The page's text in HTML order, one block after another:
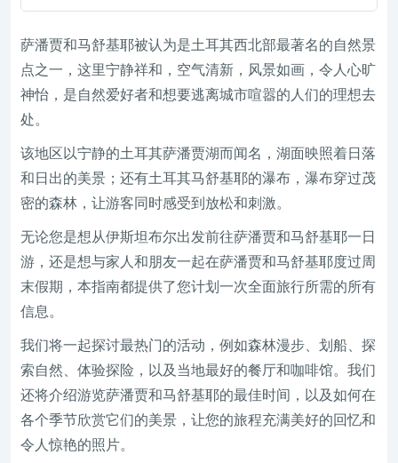
萨潘贾和马舒基耶被认为是土耳其西北部最著名的自然景
点之一，这里宁静祥和，空气清新，风景如画，令人心旷
神怡，是自然爱好者和想要逃离城市喧嚣的人们的理想去
处。
该地区以宁静的土耳其萨潘贾湖而闻名，湖面映照着日落
和日出的美景；还有土耳其马舒基耶的瀑布，瀑布穿过茂
密的森林，让游客同时感受到放松和刺激。
无论您是想从伊斯坦布尔出发前往萨潘贾和马舒基耶一日
游，还是想与家人和朋友一起在萨潘贾和马舒基耶度过周
末假期，本指南都提供了您计划一次全面旅行所需的所有
信息。
我们将一起探讨最热门的活动，例如森林漫步、划船、探
索自然、体验探险，以及当地最好的餐厅和咖啡馆。我们
还将介绍游览萨潘贾和马舒基耶的最佳时间，以及如何在
各个季节欣赏它们的美景，让您的旅程充满美好的回忆和
令人惊艳的照片。